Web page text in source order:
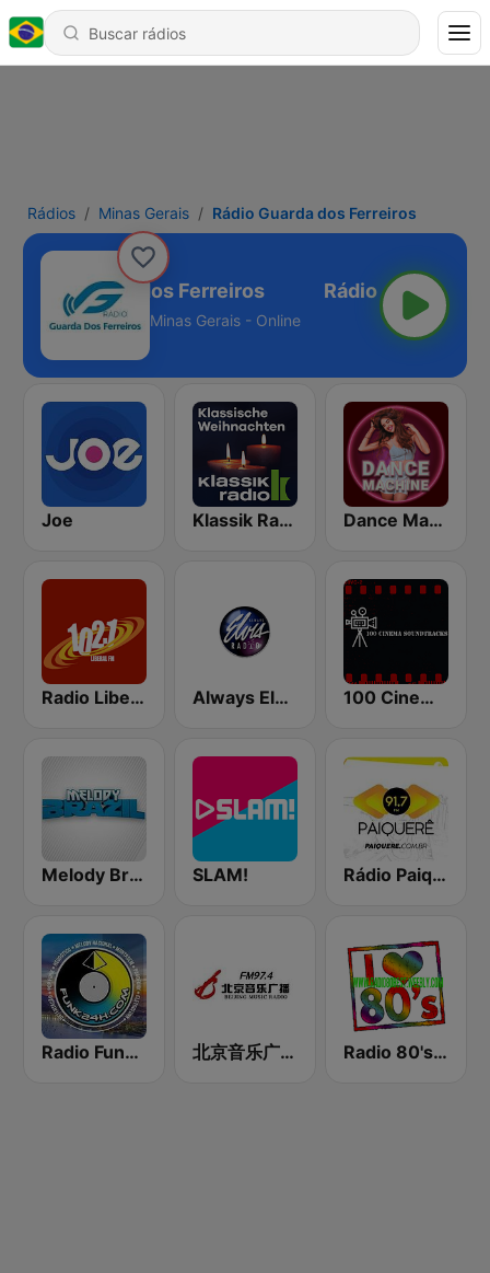
Rádios Minas Gerais Rádio Guarda dos Ferreiros
Rádio Guarda dos Ferreiros
Minas Gerais - Online
Joe Klassik Radio Klassische Weihnachten Dance Machine
Radio Liberal FM Always Elvis Radio 100 Cinema Soundtracks
Melody Brazil SLAM! Rádio Paiquerê FM
Radio Funk 24 Horas 北京音乐广播 97.4 (Beijing Music Radio) Radio 80's Best 3